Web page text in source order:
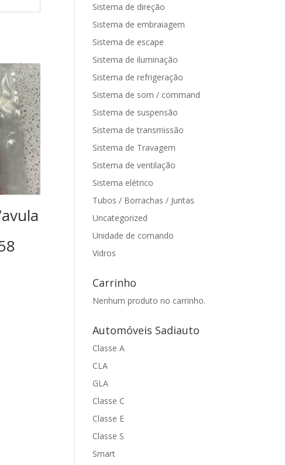
Sistema de direção
Sistema de embraiagem
Sistema de escape
Sistema de iluminação
Sistema de refrigeração
Sistema de som / command
Sistema de suspensão
Sistema de transmissão
Sistema de Travagem
Sistema de ventilação
Sistema elétrico
Tubos / Borrachas / Juntas
Uncategorized
Unidade de comando
Vidros
Carrinho
Nenhum produto no carrinho.
Automóveis Sadiauto
Classe A
CLA
GLA
Classe C
Classe E
Classe S
Smart